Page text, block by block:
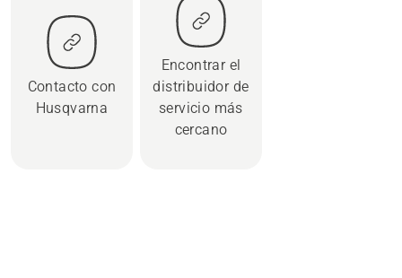
Contacto con
Husqvarna
Encontrar el
distribuidor de
servicio más
cercano